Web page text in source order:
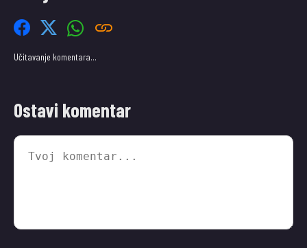
Učitavanje komentara…
Ostavi komentar